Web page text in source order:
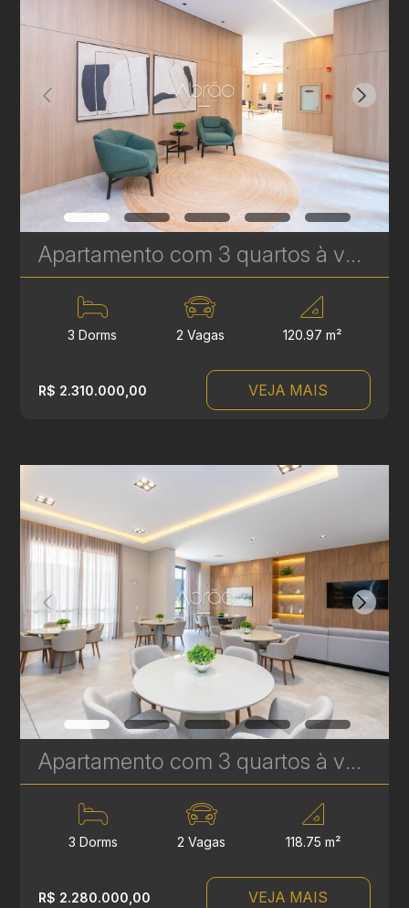
Apartamento com 3 quartos à venda no Água Verde - 120,97 m² - Le Sense | Ref. 1777
3 Dorms 2 Vagas 120.97 m²
R$ 2.310.000,00 VEJA MAIS
Apartamento com 3 quartos à venda no Água Verde - 118,75 m² - Le Sense | Ref. 1778
3 Dorms 2 Vagas 118.75 m²
R$ 2.280.000,00 VEJA MAIS